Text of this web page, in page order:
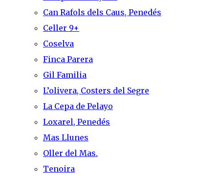
Can Rafols dels Caus, Penedés
Celler 9+
Coselva
Finca Parera
Gil Familia
L’olivera, Costers del Segre
La Cepa de Pelayo
Loxarel, Penedés
Mas Llunes
Oller del Mas.
Tenoira